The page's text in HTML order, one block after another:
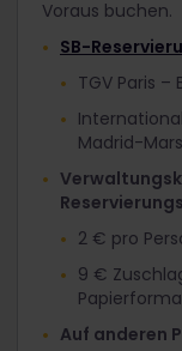
Voraus buchen.
SB-
TGV Paris –
Madrid-
2 € pro
9 €
Auf anderen